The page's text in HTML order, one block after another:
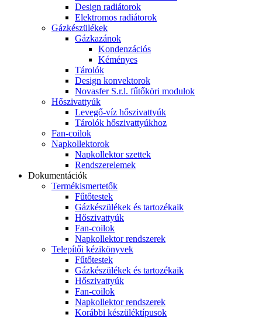
Design radiátorok
Elektromos radiátorok
Gázkészülékek
Gázkazánok
Kondenzációs
Kéményes
Tárolók
Design konvektorok
Novasfer S.r.l. fűtőköri modulok
Hőszivattyúk
Levegő-víz hőszivattyúk
Tárolók hőszivattyúkhoz
Fan-coilok
Napkollektorok
Napkollektor szettek
Rendszerelemek
Dokumentációk
Termékismertetők
Fűtőtestek
Gázkészülékek és tartozékaik
Hőszivattyúk
Fan-coilok
Napkollektor rendszerek
Telepítői kézikönyvek
Fűtőtestek
Gázkészülékek és tartozékaik
Hőszivattyúk
Fan-coilok
Napkollektor rendszerek
Korábbi készüléktípusok